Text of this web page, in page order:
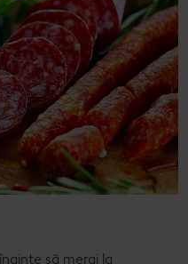
să mergi la